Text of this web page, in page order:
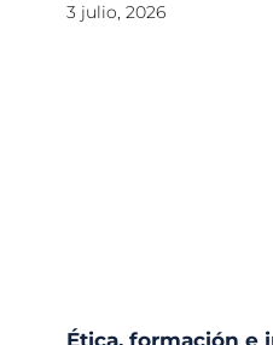
3 julio, 2026